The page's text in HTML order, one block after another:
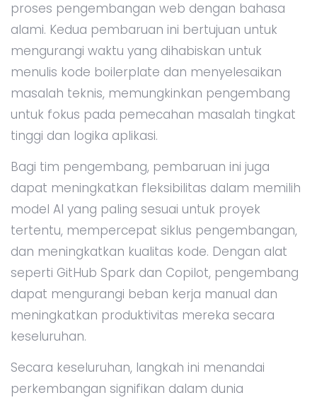
proses pengembangan web dengan bahasa
alami. Kedua pembaruan ini bertujuan untuk
mengurangi waktu yang dihabiskan untuk
menulis kode boilerplate dan menyelesaikan
masalah teknis, memungkinkan pengembang
untuk fokus pada pemecahan masalah tingkat
tinggi dan logika aplikasi.
Bagi tim pengembang, pembaruan ini juga
dapat meningkatkan fleksibilitas dalam memilih
model AI yang paling sesuai untuk proyek
tertentu, mempercepat siklus pengembangan,
dan meningkatkan kualitas kode. Dengan alat
seperti GitHub Spark dan Copilot, pengembang
dapat mengurangi beban kerja manual dan
meningkatkan produktivitas mereka secara
keseluruhan.
Secara keseluruhan, langkah ini menandai
perkembangan signifikan dalam dunia